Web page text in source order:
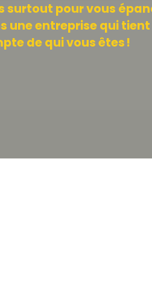
surtout pour vous
une entreprise qui tient
de qui vous êtes !